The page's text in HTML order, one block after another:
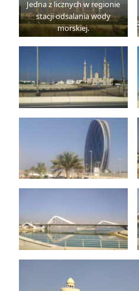
Jedna z licznych w regionie
stacji odsalania wody
morskiej.